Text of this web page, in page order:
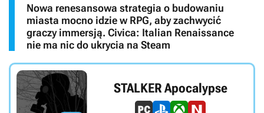
Nowa renesansowa strategia o budowaniu
miasta mocno idzie w RPG, aby zachwycić
graczy immersją. Civica: Italian Renaissance
nie ma nic do ukrycia na Steam
STALKER Apocalypse